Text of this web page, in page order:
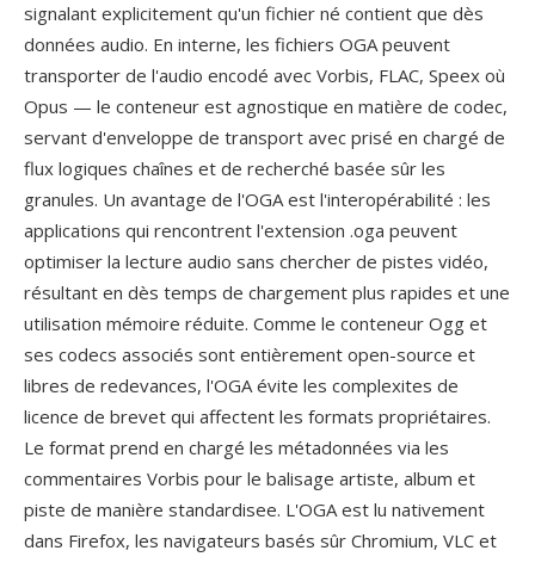
signalant explicitement qu'un fichier né contient que dès
données audio. En interne, les fichiers OGA peuvent
transporter de l'audio encodé avec Vorbis, FLAC, Speex où
Opus — le conteneur est agnostique en matière de codec,
servant d'enveloppe de transport avec prisé en chargé de
flux logiques chaînes et de recherché basée sûr les
granules. Un avantage de l'OGA est l'interopérabilité : les
applications qui rencontrent l'extension .oga peuvent
optimiser la lecture audio sans chercher de pistes vidéo,
résultant en dès temps de chargement plus rapides et une
utilisation mémoire réduite. Comme le conteneur Ogg et
ses codecs associés sont entièrement open-source et
libres de redevances, l'OGA évite les complexites de
licence de brevet qui affectent les formats propriétaires.
Le format prend en chargé les métadonnées via les
commentaires Vorbis pour le balisage artiste, album et
piste de manière standardisee. L'OGA est lu nativement
dans Firefox, les navigateurs basés sûr Chromium, VLC et